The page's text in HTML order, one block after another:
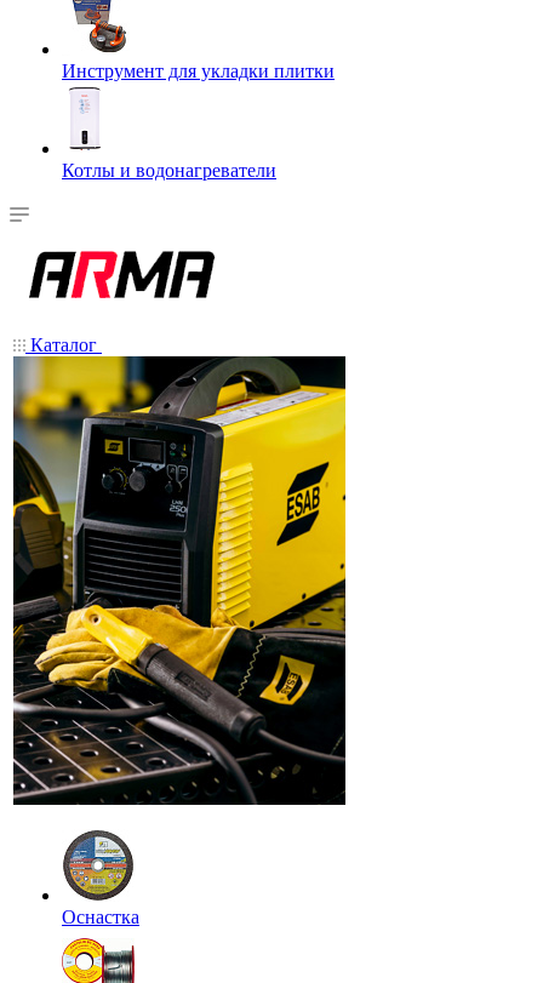
Инструмент для укладки плитки
Котлы и водонагреватели
Каталог
Оснастка